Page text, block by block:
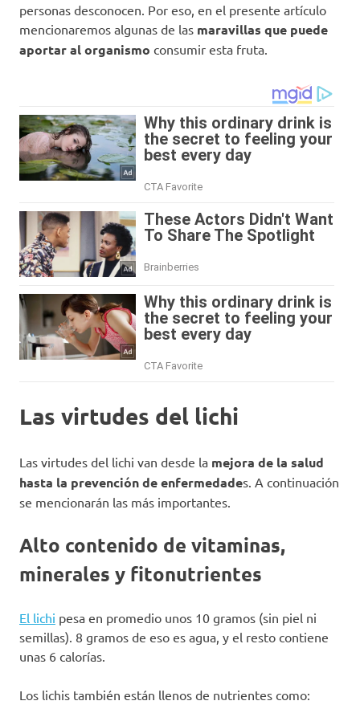
personas desconocen. Por eso, en el presente artículo
mencionaremos algunas de las maravillas que puede
aportar al organismo consumir esta fruta.
Las virtudes del lichi
Las virtudes del lichi van desde la mejora de la salud
hasta la prevención de enfermedades. A continuación
se mencionarán las más importantes.
Alto contenido de vitaminas,
minerales y fitonutrientes
El lichi pesa en promedio unos 10 gramos (sin piel ni
semillas). 8 gramos de eso es agua, y el resto contiene
unas 6 calorías.
Los lichis también están llenos de nutrientes como: